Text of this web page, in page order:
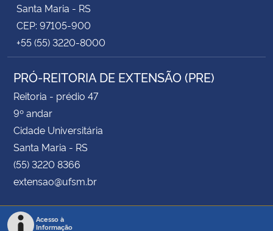
Santa Maria - RS
CEP: 97105-900
+55 (55) 3220-8000
PRÓ-REITORIA DE EXTENSÃO (PRE)
Reitoria - prédio 47
9º andar
Cidade Universitária
Santa Maria - RS
(55) 3220 8366
extensao@ufsm.br
Acesso à
Informação